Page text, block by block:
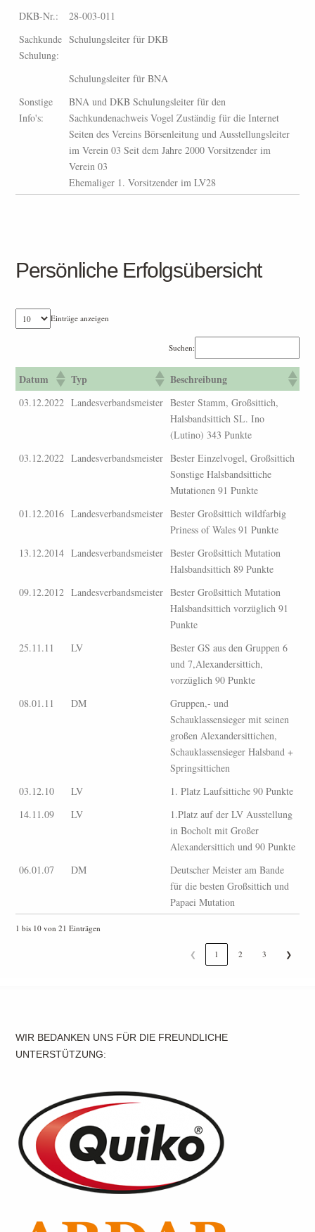
DKB-Nr.:
28-003-011
Sachkunde
Schulung:
Schulungsleiter für DKB
Schulungsleiter für BNA
Sonstige
Info's:
BNA und DKB Schulungsleiter für den
Sachkundenachweis Vogel Zuständig für die Internet
Seiten des Vereins Börsenleitung und Ausstellungsleiter
im Verein 03 Seit dem Jahre 2000 Vorsitzender im
Verein 03
Ehemaliger 1. Vorsitzender im LV28
Persönliche Erfolgsübersicht
Einträge anzeigen
Suchen:
Datum Typ Beschreibung
03.12.2022 Landesverbandsmeister Bester Stamm, Großsittich,
Halsbandsittich SL. Ino
(Lutino) 343 Punkte
03.12.2022 Landesverbandsmeister Bester Einzelvogel, Großsittich
Sonstige Halsbandsittiche
Mutationen 91 Punkte
01.12.2016 Landesverbandsmeister Bester Großsittich wildfarbig
Priness of Wales 91 Punkte
13.12.2014 Landesverbandsmeister Bester Großsittich Mutation
Halsbandsittich 89 Punkte
09.12.2012 Landesverbandsmeister Bester Großsittich Mutation
Halsbandsittich vorzüglich 91
Punkte
25.11.11
LV
Bester GS aus den Gruppen 6
und 7,Alexandersittich,
vorzüglich 90 Punkte
08.01.11
DM
Gruppen,- und
Schauklassensieger mit seinen
großen Alexandersittichen,
Schauklassensieger Halsband +
Springsittichen
03.12.10
LV
1. Platz Laufsittiche 90 Punkte
14.11.09
LV
1.Platz auf der LV Ausstellung
in Bocholt mit Großer
Alexandersittich und 90 Punkte
06.01.07
DM
Deutscher Meister am Bande
für die besten Großsittich und
Papaei Mutation
1 bis 10 von 21 Einträgen
❮ 1 2 3 ❯
WIR BEDANKEN UNS FÜR DIE FREUNDLICHE
UNTERSTÜTZUNG: